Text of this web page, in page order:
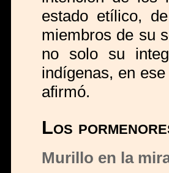
estado etílico,
miembros de su
no solo su
indígenas, en
afirmó.
Los
Murillo en la